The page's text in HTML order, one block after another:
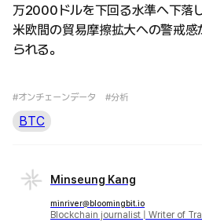
万2000ドルを下回る水準へ下落し
米欧間の貿易摩擦拡大への警戒
られる。
#オンチェーンデータ #分析
BTC
Minseung Kang
minriver@bloomingbit.io
Blockchain journalist | Writer of